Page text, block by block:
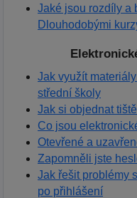
Jaké jsou rozdíly a
Dlouhodobými
Jak využít
střední školy
Jak si objednat
Co jsou
Otevřené a
Zapomněli jste
Jak řešit problémy
po přihlášení